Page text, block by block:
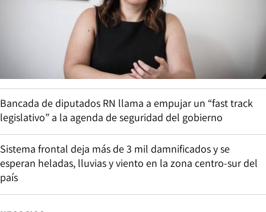
Bancada de diputados RN llama a empujar un “fast track
legislativo” a la agenda de seguridad del gobierno
Sistema frontal deja más de 3 mil damnificados y se
esperan heladas, lluvias y viento en la zona centro-sur del
país